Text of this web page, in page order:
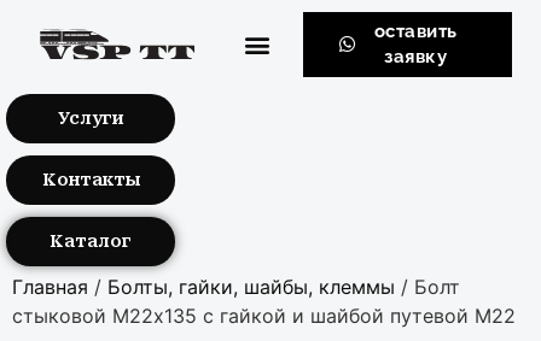
оставить
заявку
Услуги
Контакты
Каталог
Главная / Бoлты, гaйки, шaйбы, клеммы / Болт
стыковой М22х135 с гайкой и шайбой путевой М22